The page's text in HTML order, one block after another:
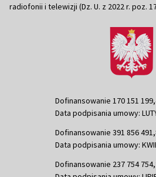
radiofonii i telewizji (Dz. U. z 2022 r. poz.
Dofinansowanie 170 151
Data podpisania umowy:
Dofinansowanie 391 856
Data podpisania umowy:
Dofinansowanie 237 754